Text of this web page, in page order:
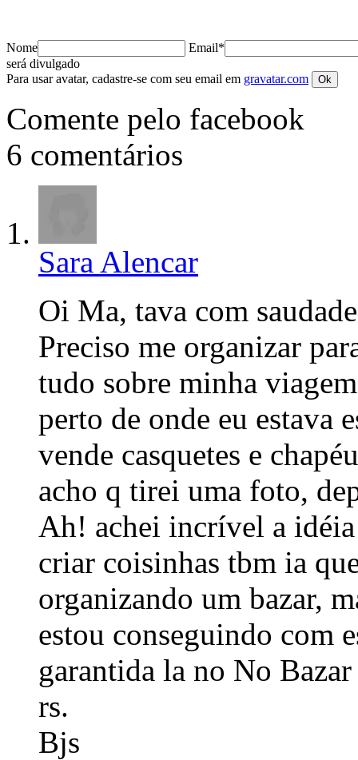
Nome
Email*
será divulgado
Para usar avatar, cadastre-se com seu email em gravatar.com
Comente pelo facebook
6 comentários
Sara Alencar
Oi Ma, tava com
Preciso me organizar
tudo sobre minha
perto de onde eu estava
vende casquetes e
acho q tirei uma foto,
Ah! achei incrível a idéia
criar coisinhas tbm ia
organizando um bazar,
estou conseguindo com
garantida la no No
rs.
Bjs